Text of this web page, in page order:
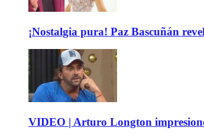
¡Nostalgia pura! Paz Bascuñán
VIDEO | Arturo Longton